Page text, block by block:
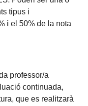
tipus i
i el 50% de la nota
professor/a
continuada,
que es realitzarà